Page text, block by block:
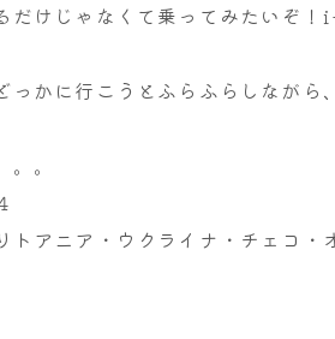
だけじゃなくて乗ってみたいぞ
っかに行こうとふらふらしながら
。
トアニア・ウクライナ・チェコ・